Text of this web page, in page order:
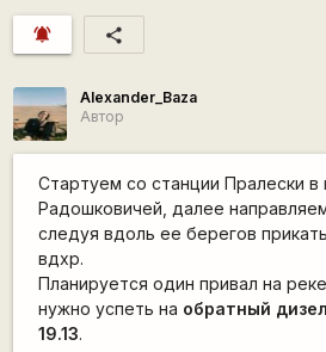
notifications_active share
Alexander_Baza
Автор
Стартуем со станции Пралески в
Радошковичей, далее
следуя вдоль ее берегов
вдхр.
Планируется один привал на
нужно успеть на обратный
19.13.